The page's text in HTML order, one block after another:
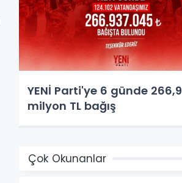
YENİ Parti'ye 6 günde 266,9
milyon TL bağış
Çok Okunanlar